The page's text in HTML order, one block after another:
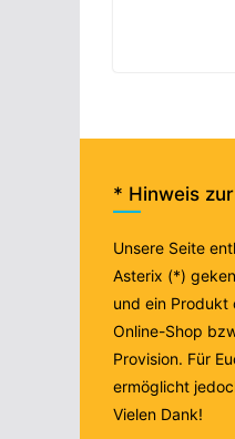
* Hinweis
Unsere Seite
Asterix (*)
und ein Produkt
Online-Shop
Provision. Für
ermöglicht
Vielen Dank!